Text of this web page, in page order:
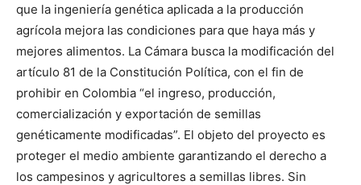
que la ingeniería genética aplicada a la producción
agrícola mejora las condiciones para que haya más y
mejores alimentos. La Cámara busca la modificación del
artículo 81 de la Constitución Política, con el fin de
prohibir en Colombia “el ingreso, producción,
comercialización y exportación de semillas
genéticamente modificadas”. El objeto del proyecto es
proteger el medio ambiente garantizando el derecho a
los campesinos y agricultores a semillas libres. Sin